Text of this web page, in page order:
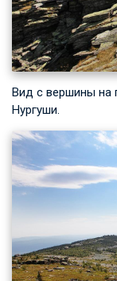
Вид с вершины на
Нургуши.